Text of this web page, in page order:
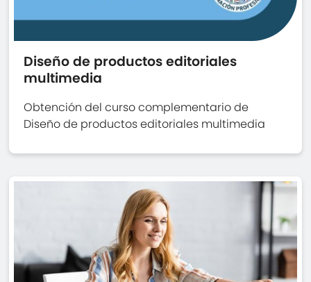
Diseño de productos editoriales
multimedia
Obtención del curso complementario de
Diseño de productos editoriales multimedia